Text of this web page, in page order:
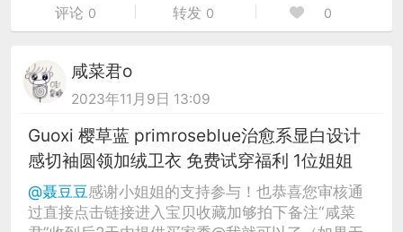
评论 0 转发 0 0
咸菜君o
2023年11月9日 13:09
Guoxi 樱草蓝 primroseblue治愈系显白设计
感切袖圆领加绒卫衣 免费试穿福利 1位姐姐
@聂豆豆感谢小姐姐的支持参与！也恭喜您审核通
过直接点击链接进入宝贝收藏加够拍下备注“咸菜